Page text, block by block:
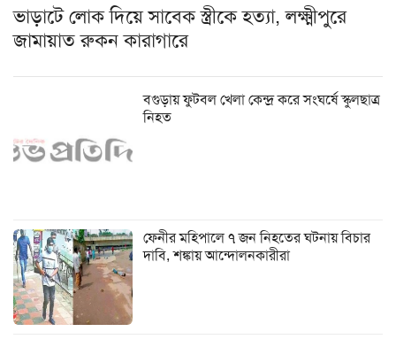
ভাড়াটে লোক দিয়ে সাবেক স্ত্রীকে হত্যা, লক্ষ্মীপুরে
জামায়াত রুকন কারাগারে
বগুড়ায় ফুটবল খেলা কেন্দ্র করে সংঘর্ষে স্কুলছাত্র
নিহত
ফেনীর মহিপালে ৭ জন নিহতের ঘটনায় বিচার
দাবি, শঙ্কায় আন্দোলনকারীরা